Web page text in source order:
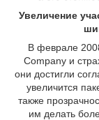
Увеличение
В феврале
Company и
они достигли
увеличится
также
им делать